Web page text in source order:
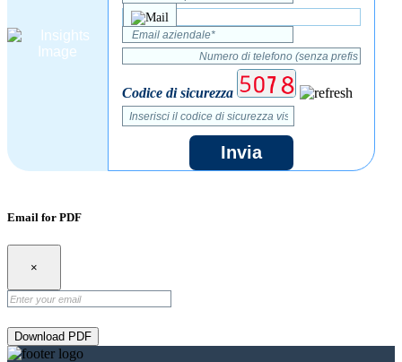
Codice di sicurezza
Invia
Email for PDF
×
Download PDF